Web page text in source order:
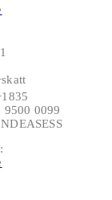
9500 0099